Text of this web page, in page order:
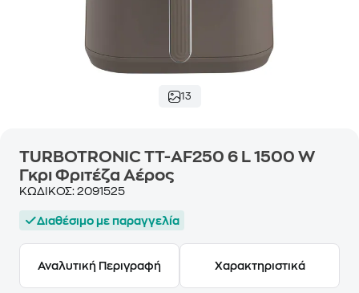
13
TURBOTRONIC TT-AF250 6 L 1500 W
Γκρι Φριτέζα Αέρος
ΚΩΔΙΚΟΣ: 2091525
Διαθέσιμο με παραγγελία
Αναλυτική Περιγραφή Χαρακτηριστικά